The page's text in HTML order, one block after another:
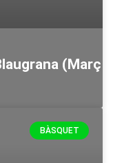
(Març
BÀSQUET